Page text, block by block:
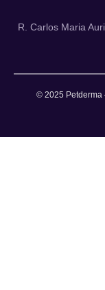
R. Carlos Maria
© 2025 Petderma